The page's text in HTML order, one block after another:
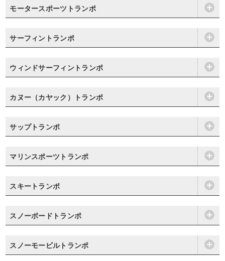
モータースポーツトランポ
サーフィントランポ
ウィンドサーフィントランポ
カヌー（カヤック）トランポ
サップトランポ
マリンスポーツトランポ
スキートランポ
スノーボードトランポ
スノーモービルトランポ